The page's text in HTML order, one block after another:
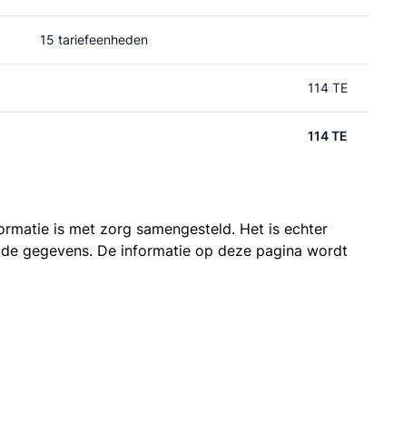
15 tariefeenheden
114 TE
114 TE
is met zorg samengesteld. Het is echter
gegevens. De informatie op deze pagina wordt